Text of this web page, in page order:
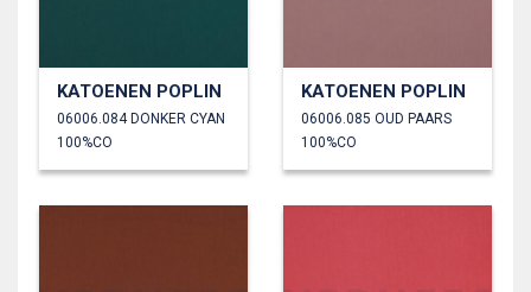
KATOENEN POPLIN
06006.084 DONKER CYAN
100%CO
KATOENEN POPLIN
06006.085 OUD PAARS
100%CO